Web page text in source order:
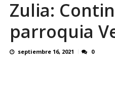
El último
Zulia:
parroquia
septiembre 16, 2021 0